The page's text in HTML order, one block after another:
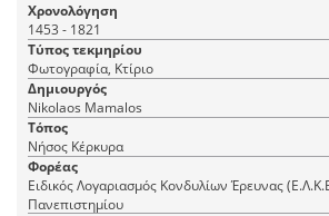
Χρονολόγηση
1453 - 1821
Τύπος τεκμηρίου
Φωτογραφία, Κτίριο
Δημιουργός
Nikolaos Mamalos
Τόπος
Νήσος Κέρκυρα
Φορέας
Ειδικός Λογαριασμός Κονδυλίων Έρευνας
Πανεπιστημίου